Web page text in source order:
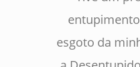
esgoto da